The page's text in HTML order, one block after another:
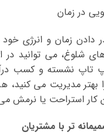
دادن زمان و انرژی خود
شلوغ، می توانید در
تاپ نشسته و کسب
بهتر مدیریت می کنید،
کار استراحت یا نرمش